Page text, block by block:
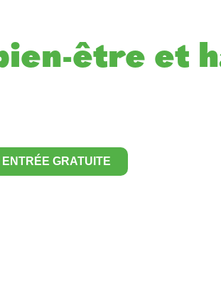
être et
GRATUITE